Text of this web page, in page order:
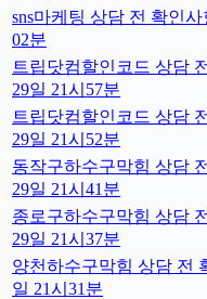
sns마케팅 상담 전 확인사
02분
트립닷컴할인코드 상담
29일 21시57분
트립닷컴할인코드 상담
29일 21시52분
동작구하수구막힘 상담
29일 21시41분
종로구하수구막힘 상담
29일 21시37분
양천하수구막힘 상담 전
일 21시31분